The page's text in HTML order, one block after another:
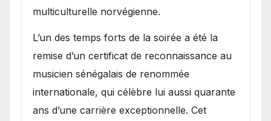
multiculturelle norvégienne.
​L’un des temps forts de la soirée a été la
remise d’un certificat de reconnaissance au
musicien sénégalais de renommée
internationale, qui célèbre lui aussi quarante
ans d’une carrière exceptionnelle. Cet